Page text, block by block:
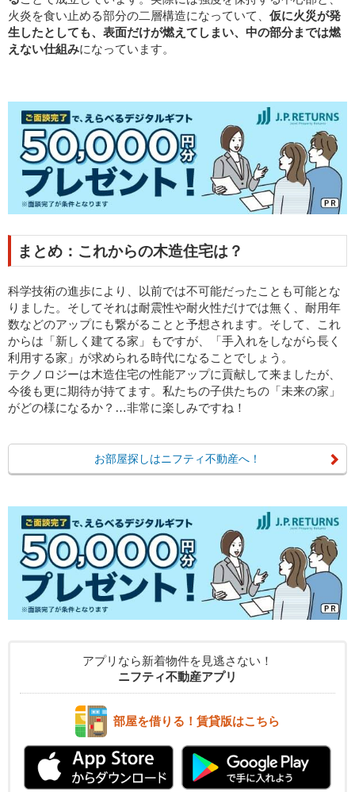
火炎を食い止める部分の二層構造になっていて、 仮に火災が発
生したとしても、表面だけが燃えてしまい、中の部分までは燃
えない仕組みになっています。
まとめ：これからの木造住宅は？
科学技術の進歩により、以前では不可能だったことも可能とな
りました。そしてそれは耐震性や耐火性だけでは無く、耐用年
数などのアップにも繋がることと予想されます。そして、これ
からは「新しく建てる家」もですが、「手入れをしながら長く
利用する家」が求められる時代になることでしょう。
テクノロジーは木造住宅の性能アップに貢献して来ましたが、
今後も更に期待が持てます。私たちの子供たちの「未来の家」
がどの様になるか？…非常に楽しみですね！
お部屋探しはニフティ不動産へ！
アプリなら新着物件を見逃さない！
ニフティ不動産アプリ
部屋を借りる！賃貸版はこちら